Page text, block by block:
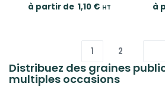
à partir de 1,10 € HT à
1 2
Distribuez des graines
multiples occasions